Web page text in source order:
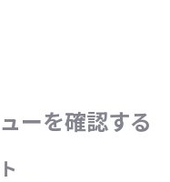
ーを確認する